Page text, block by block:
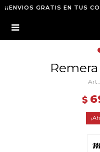
¡¡ENVIOS GRATIS EN TUS

$